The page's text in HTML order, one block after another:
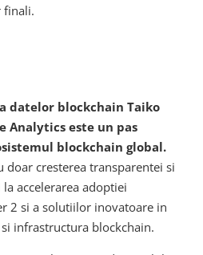
finali.
datelor blockchain Taiko
Analytics este un pas
blockchain global.
doar cresterea transparentei si
accelerarea adoptiei
2 si a solutiilor inovatoare in
infrastructura blockchain.